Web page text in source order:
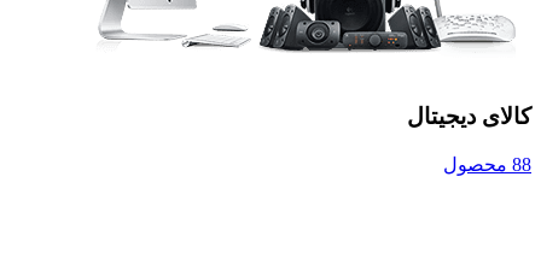
کالای دیجیتال
88 محصول